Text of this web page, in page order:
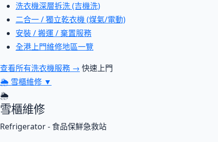
洗衣機深層拆洗 (吉機洗)
二合一 / 獨立乾衣機 (煤氣/電動)
安裝 / 搬運 / 棄置服務
全港上門維修地區一覽
查看所有洗衣機服務 → 快速上門
🌦 雪櫃維修 ▼
🌦
雪櫃維修
Refrigerator - 食品保鮮急救站